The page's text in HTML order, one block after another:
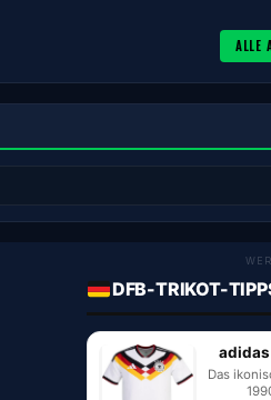
ALLE
DFB-TRIKOT-
Das